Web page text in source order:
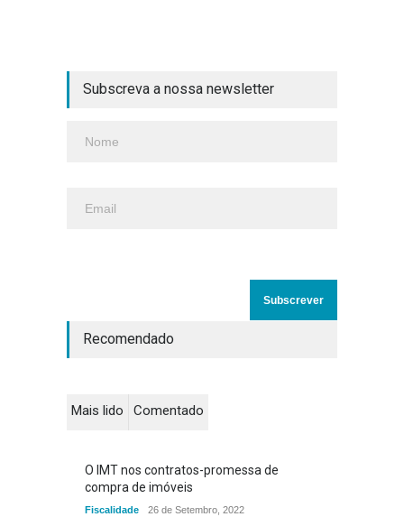
Subscreva a nossa newsletter
Recomendado
Mais lido Comentado
O IMT nos contratos-promessa de
compra de imóveis
Fiscalidade 26 de Setembro, 2022